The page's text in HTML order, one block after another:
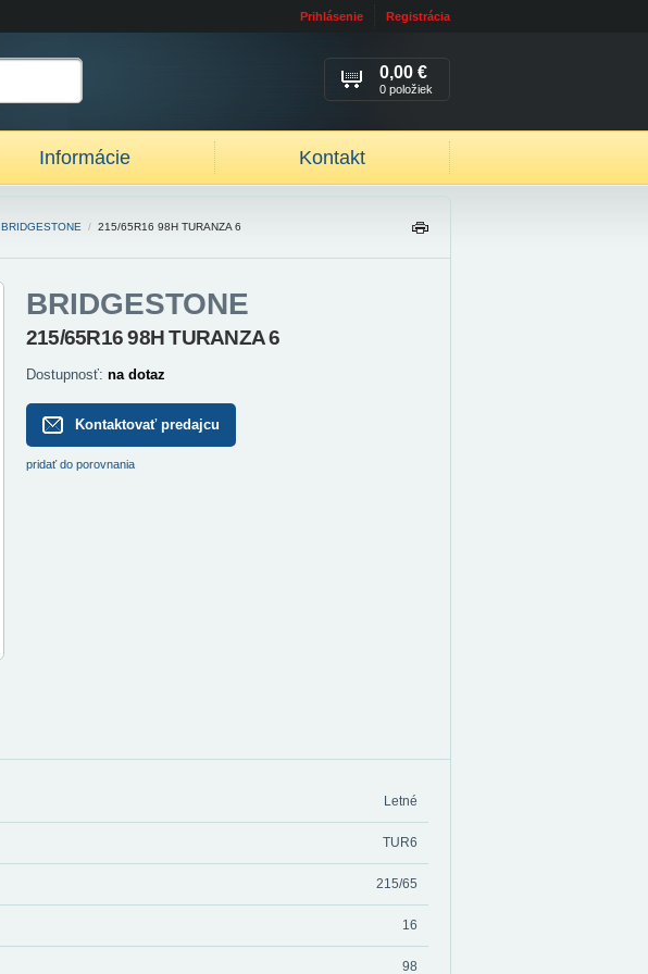
Prihlásenie Registrácia
Informácie Kontakt
0,00 €
0 položiek
BRIDGESTONE / 215/65R16 98H TURANZA 6
IŤ
BRIDGESTONE
215/65R16 98H TURANZA 6
Dostupnosť: na dotaz
Kontaktovať predajcu
pridať do porovnania
Letné
TUR6
215/65
16
98